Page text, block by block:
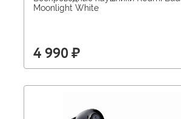
Moonlight White
4 990 ₽